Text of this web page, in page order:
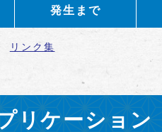
発生まで
リンク集
リケーション